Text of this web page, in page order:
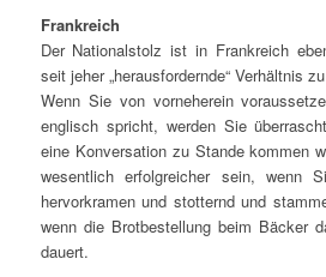
Frankreich
Der Nationalstolz ist in Frankreich
seit jeher „herausfordernde“ Verhältnis
Wenn Sie von vorneherein
englisch spricht, werden Sie
eine Konversation zu Stande kommen
wesentlich erfolgreicher sein, wenn
hervorkramen und stotternd und
wenn die Brotbestellung beim Bäcker
dauert.